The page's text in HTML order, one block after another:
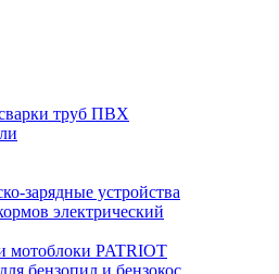
труб ПВХ
зарядные устройства
электрический
мотоблоки PATRIOT
бензопил и бензокос